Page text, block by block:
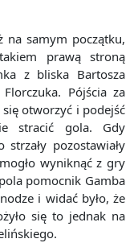
na samym początku,
prawą stroną
z bliska Bartosza
Pójścia za
się otworzyć i podejść
stracić gola. Gdy
pozostawiały
wyniknąć z gry
pomocnik Gamba
i widać było, że
się to jednak na